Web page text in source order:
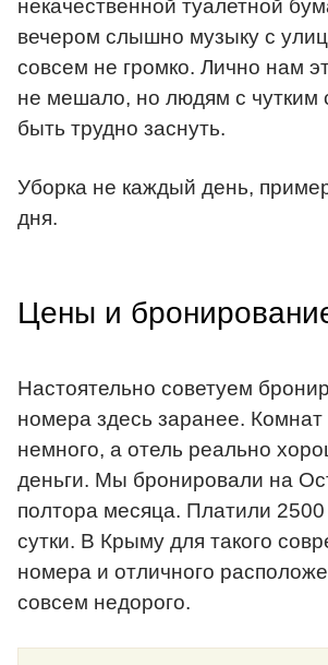
некачественной туалетной
вечером слышно музыку с
совсем не громко. Лично нам
не мешало, но людям с чутким
быть трудно заснуть.
Уборка не каждый день,
дня.
Цены и
Настоятельно советуем
номера здесь заранее. Комнат
немного, а отель реально
деньги. Мы бронировали на
полтора месяца. Платили
сутки. В Крыму для такого
номера и отличного
совсем недорого.